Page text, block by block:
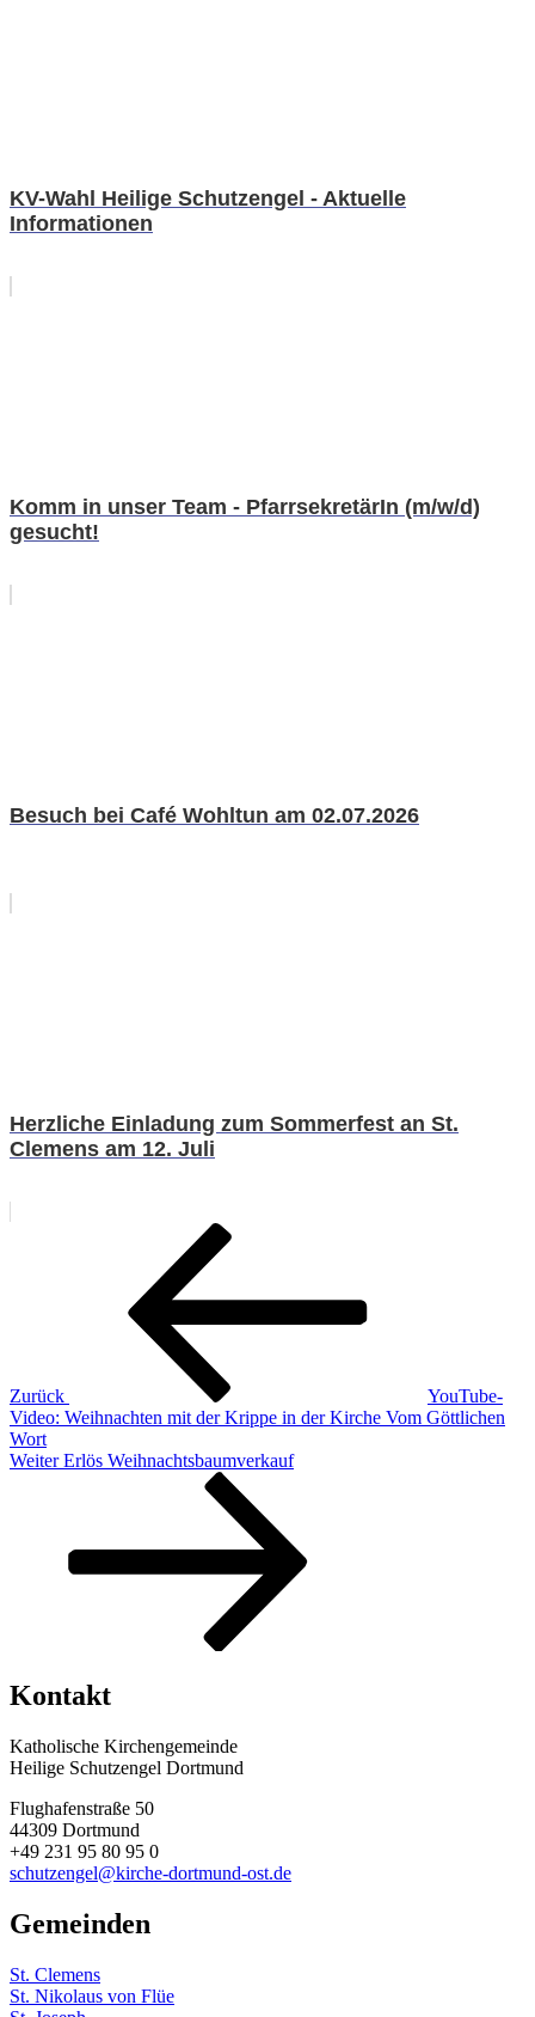
KV-Wahl Heilige Schutzengel - Aktuelle
Informationen
Komm in unser Team - PfarrsekretärIn (m/w/d)
gesucht!
Besuch bei Café Wohltun am 02.07.2026
Herzliche Einladung zum Sommerfest an St.
Clemens am 12. Juli
Beitragsnavigation
Zurück
YouTube-
Video: Weihnachten mit der Krippe in der Kirche Vom Göttlichen
Wort
Nächster
Weiter Erlös Weihnachtsbaumverkauf
Kontakt
Katholische Kirchengemeinde
Heilige Schutzengel Dortmund
Flughafenstraße 50
44309 Dortmund
+49 231 95 80 95 0
schutzengel@kirche-dortmund-ost.de
Gemeinden
St. Clemens
St. Nikolaus von Flüe